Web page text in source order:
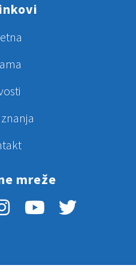
mreže